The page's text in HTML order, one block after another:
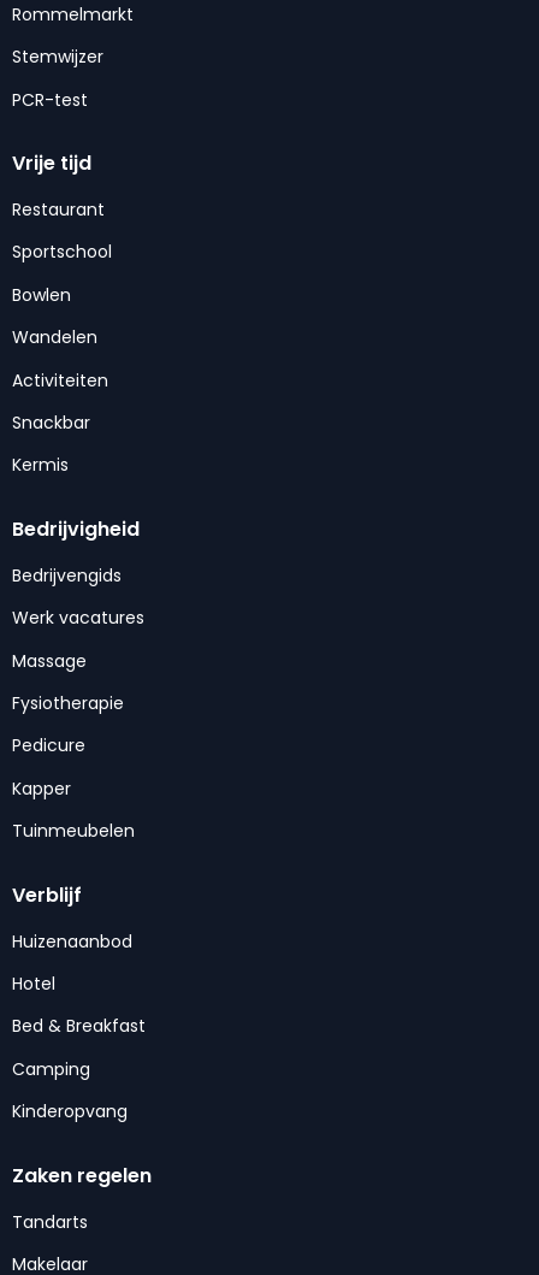
Rommelmarkt
Stemwijzer
PCR-test
Vrije tijd
Restaurant
Sportschool
Bowlen
Wandelen
Activiteiten
Snackbar
Kermis
Bedrijvigheid
Bedrijvengids
Werk vacatures
Massage
Fysiotherapie
Pedicure
Kapper
Tuinmeubelen
Verblijf
Huizenaanbod
Hotel
Bed & Breakfast
Camping
Kinderopvang
Zaken regelen
Tandarts
Makelaar